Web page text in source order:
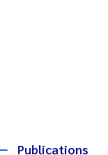
Publications